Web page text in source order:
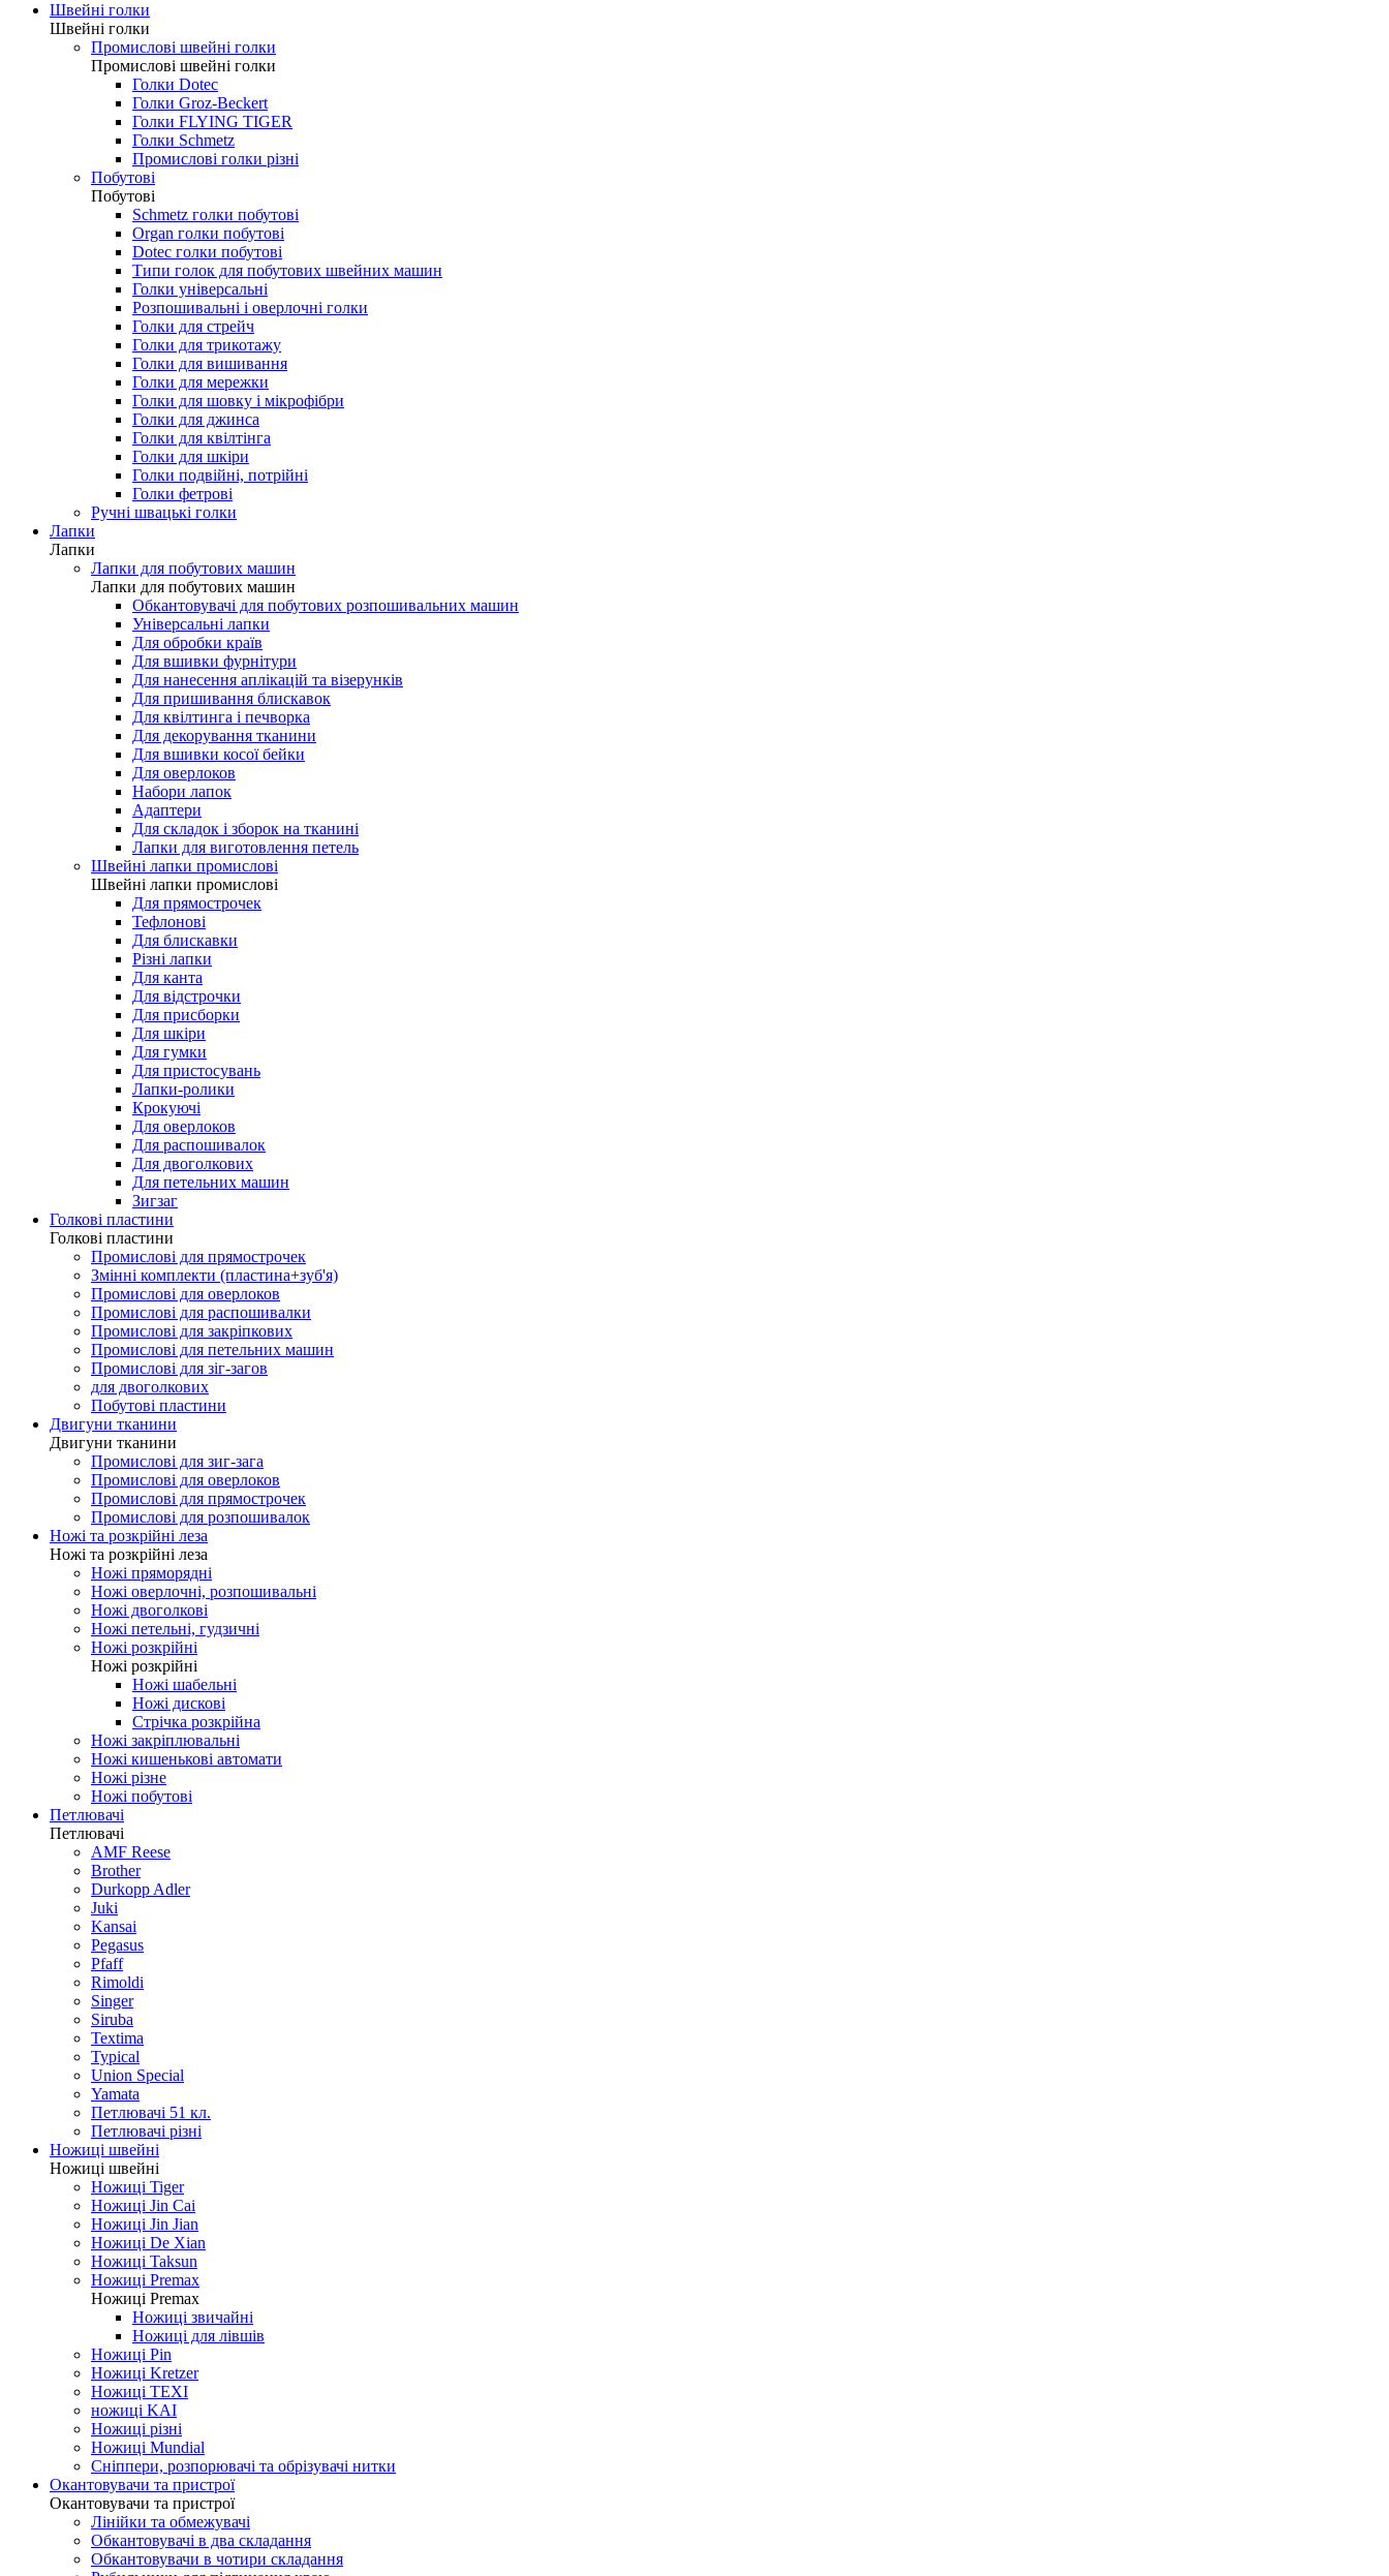
Швейні голки
Швейні голки
Промислові швейні голки
Промислові швейні голки
Голки Dotec
Голки Groz-Beckert
Голки FLYING TIGER
Голки Schmetz
Промислові голки різні
Побутові
Побутові
Schmetz голки побутові
Organ голки побутові
Dotec голки побутові
Типи голок для побутових швейних машин
Голки універсальні
Розпошивальні і оверлочні голки
Голки для стрейч
Голки для трикотажу
Голки для вишивання
Голки для мережки
Голки для шовку і мікрофібри
Голки для джинса
Голки для квілтінга
Голки для шкіри
Голки подвійні, потрійні
Голки фетрові
Ручні швацькі голки
Лапки
Лапки
Лапки для побутових машин
Лапки для побутових машин
Обкантовувачі для побутових розпошивальних машин
Універсальні лапки
Для обробки країв
Для вшивки фурнітури
Для нанесення аплікацій та візерунків
Для пришивання блискавок
Для квілтинга і печворка
Для декорування тканини
Для вшивки косої бейки
Для оверлоков
Набори лапок
Адаптери
Для складок і зборок на тканині
Лапки для виготовлення петель
Швейні лапки промислові
Швейні лапки промислові
Для прямострочек
Тефлонові
Для блискавки
Різні лапки
Для канта
Для відстрочки
Для присборки
Для шкіри
Для гумки
Для пристосувань
Лапки-ролики
Крокуючі
Для оверлоков
Для распошивалок
Для двоголкових
Для петельних машин
Зигзаг
Голкові пластини
Голкові пластини
Промислові для прямострочек
Змінні комплекти (пластина+зуб'я)
Промислові для оверлоков
Промислові для распошивалки
Промислові для закріпкових
Промислові для петельних машин
Промислові для зіг-загов
для двоголкових
Побутові пластини
Двигуни тканини
Двигуни тканини
Промислові для зиг-зага
Промислові для оверлоков
Промислові для прямострочек
Промислові для розпошивалок
Ножі та розкрійні леза
Ножі та розкрійні леза
Ножі пряморядні
Ножі оверлочні, розпошивальні
Ножі двоголкові
Ножі петельні, гудзичні
Ножі розкрійні
Ножі розкрійні
Ножі шабельні
Ножі дискові
Стрічка розкрійна
Ножі закріплювальні
Ножі кишенькові автомати
Ножі різне
Ножі побутові
Петлювачі
Петлювачі
AMF Reese
Brother
Durkopp Adler
Juki
Kansai
Pegasus
Pfaff
Rimoldi
Singer
Siruba
Textima
Typical
Union Special
Yamata
Петлювачі 51 кл.
Петлювачі різні
Ножиці швейні
Ножиці швейні
Ножиці Tiger
Ножиці Jin Cai
Ножиці Jin Jian
Ножиці De Xian
Ножиці Taksun
Ножиці Premax
Ножиці Premax
Ножиці звичайні
Ножиці для лівшів
Ножиці Pin
Ножиці Kretzer
Ножиці TEXI
ножиці KAI
Ножиці різні
Ножиці Mundial
Сніппери, розпорювачі та обрізувачі нитки
Окантовувачи та пристрої
Окантовувачи та пристрої
Лінійки та обмежувачі
Обкантовувачі в два складання
Обкантовувачи в чотири складання